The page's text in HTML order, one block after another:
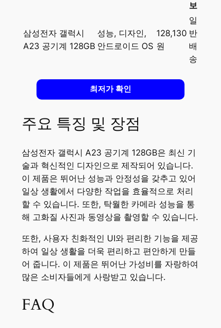
보
삼성전자 갤럭시
A23 공기계 128GB
성능, 디자인,
안드로이드 OS
128,130
원
일
반
배
송
최저가 확인
주요 특징 및 장점
삼성전자 갤럭시 A23 공기계 128GB은 최신 기
술과 혁신적인 디자인으로 제작되어 있습니다.
이 제품은 뛰어난 성능과 안정성을 갖추고 있어
일상 생활에서 다양한 작업을 효율적으로 처리
할 수 있습니다. 또한, 탁월한 카메라 성능을 통
해 고화질 사진과 동영상을 촬영할 수 있습니다.
또한, 사용자 친화적인 UI와 편리한 기능을 제공
하여 일상 생활을 더욱 편리하고 편안하게 만들
어 줍니다. 이 제품은 뛰어난 가성비를 자랑하여
많은 소비자들에게 사랑받고 있습니다.
FAQ